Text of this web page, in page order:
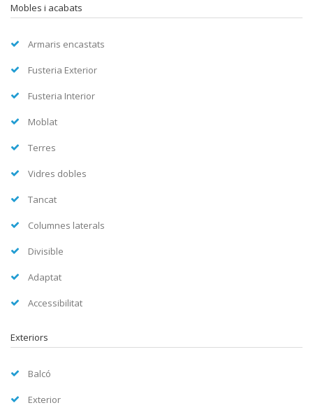
Mobles i acabats
Armaris encastats
Fusteria Exterior
Fusteria Interior
Moblat
Terres
Vidres dobles
Tancat
Columnes laterals
Divisible
Adaptat
Accessibilitat
Exteriors
Balcó
Exterior